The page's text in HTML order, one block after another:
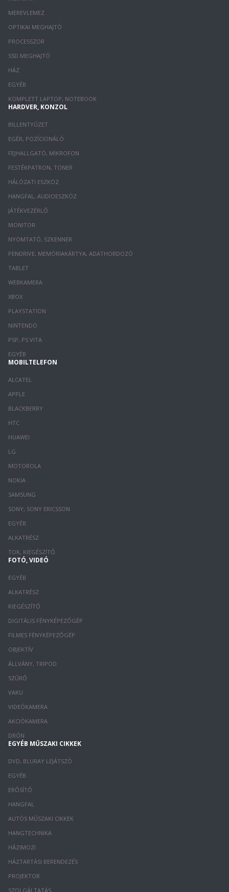
MEREVLEMEZ
OPTIKAI MEGHAJTÓ
PROCESSZOR
SSD MEGHAJTÓ
HÁZ
EGYÉB
KOMPLETT LAPTOP, NOTEBOOK
HARDVER, KONZOL
BILLENTYŰZET
EGÉR, POZÍCIONÁLÓ
FEJHALLGATÓ, MIKROFON
FESTÉKPATRON, TONER
HÁLÓZATI ESZKÖZ
HANGFAL, AUDIOESZKÖZ
JÁTÉKVEZÉRLŐ
MONITOR
NYOMTATÓ, SZKENNER
PENDRIVE, MEMÓRIAKÁRTYA, ADATHORDOZÓ
TABLET
WEBKAMERA
XBOX
PLAYSTATION
NINTENDO
PSP, PS VITA
EGYÉB
MOBILTELEFON
ALCATEL
APPLE
BLACKBERRY
HTC
HUAWEI
LG
MOTOROLA
NOKIA
SAMSUNG
SONY, SONY ERICSSON
EGYÉB
ALKATRÉSZ
TOK, KIEGÉSZÍTŐ
FOTÓ, VIDEÓ
EGYÉB
ALKATRÉSZ
KIEGÉSZÍTŐ
DIGITÁLIS FÉNYKÉPEZŐGÉP
FILMES FÉNYKÉPEZŐGÉP
OBJEKTÍV
ÁLLVÁNY, TRIPOD
SZŰRŐ
VAKU
VIDEÓKAMERA
AKCIÓKAMERA
DRÓN
EGYÉB MŰSZAKI CIKKEK
DVD, BLURAY LEJÁTSZÓ
EGYÉB
ERŐSÍTŐ
HANGFAL
AUTÓS MŰSZAKI CIKKEK
HANGTECHNIKA
HÁZIMOZI
HÁZTARTÁSI BERENDEZÉS
PROJEKTOR
SZOLGÁLTATÁS